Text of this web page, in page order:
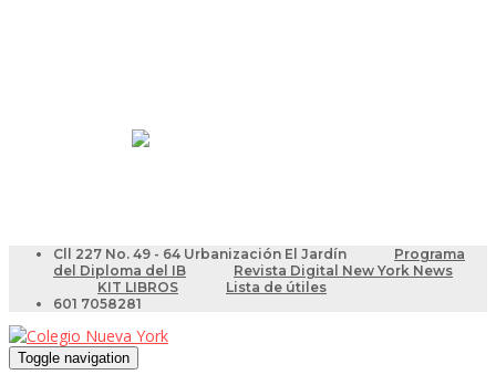
Cll 227 No. 49 - 64 Urbanización El Jardín
Programa
del Diploma del IB
Revista Digital New York News
KIT LIBROS
Lista de útiles
601 7058281
Toggle navigation